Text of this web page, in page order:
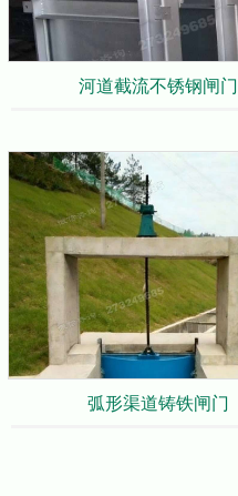
河道截流不锈钢闸门
弧形渠道铸铁闸门